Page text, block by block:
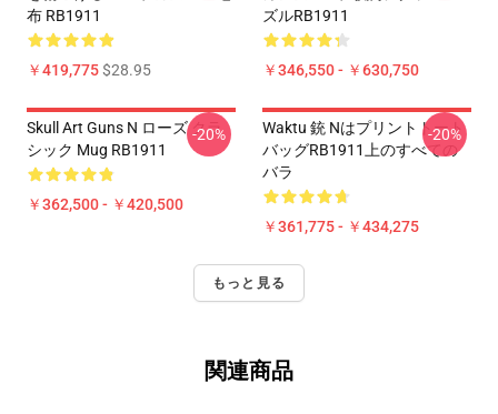
布 RB1911
￥419,775$28.95
ズルRB1911
￥346,550 - ￥630,750
Skull Art Guns N ローズ クラ
シック Mug RB1911
￥362,500 - ￥420,500
-20%
Waktu 銃 Nはプリントトート
バッグRB1911上のすべての
バラ
￥361,775 - ￥434,275
-20%
もっと見る
関連商品